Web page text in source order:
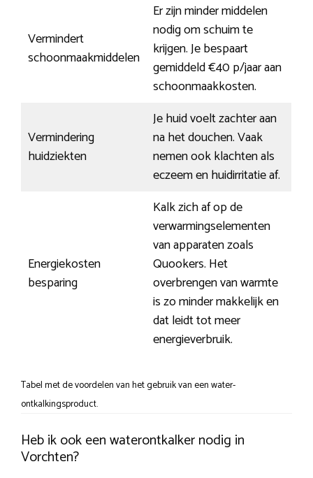
Vermindert
schoonmaakmiddelen
Er zijn minder middelen
nodig om schuim te
krijgen. Je bespaart
gemiddeld €40 p/jaar aan
schoonmaakkosten.
Vermindering
huidziekten
Je huid voelt zachter aan
na het douchen. Vaak
nemen ook klachten als
eczeem en huidirritatie af.
Energiekosten
besparing
Kalk zich af op de
verwarmingselementen
van apparaten zoals
Quookers. Het
overbrengen van warmte
is zo minder makkelijk en
dat leidt tot meer
energieverbruik.
Tabel met de voordelen van het gebruik van een water-
ontkalkingsproduct.
Heb ik ook een waterontkalker nodig in
Vorchten?